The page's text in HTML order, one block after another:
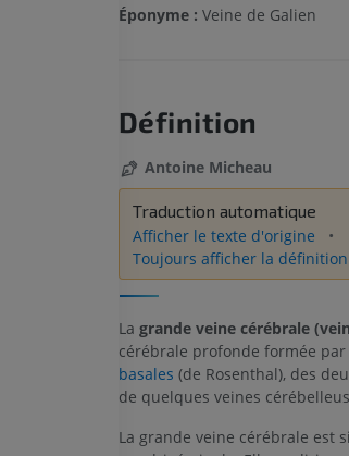
Éponyme : Veine de Galien
Définition
Antoine Micheau
Traduction automatique
Afficher le texte d'origine
Toujours afficher la définition
La grande veine cérébrale
cérébrale profonde formée
basales (de Rosenthal), des
de quelques veines
La grande veine cérébrale est